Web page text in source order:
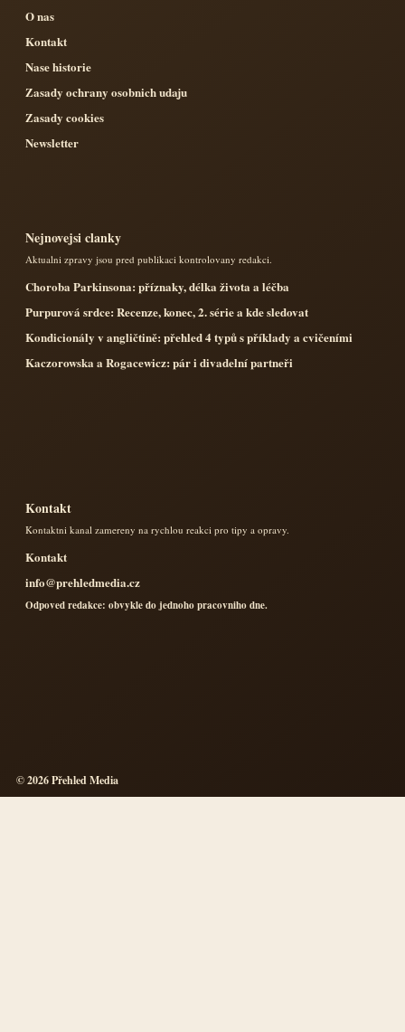
O nas
Kontakt
Nase historie
Zasady ochrany osobnich udaju
Zasady cookies
Newsletter
Nejnovejsi clanky
Aktualni zpravy jsou pred publikaci kontrolovany redakci.
Choroba Parkinsona: příznaky, délka života a léčba
Purpurová srdce: Recenze, konec, 2. série a kde sledovat
Kondicionály v angličtině: přehled 4 typů s příklady a cvičeními
Kaczorowska a Rogacewicz: pár i divadelní partneři
Kontakt
Kontaktni kanal zamereny na rychlou reakci pro tipy a opravy.
Kontakt
info@prehledmedia.cz
Odpoved redakce: obvykle do jednoho pracovniho dne.
© 2026 Přehled Media